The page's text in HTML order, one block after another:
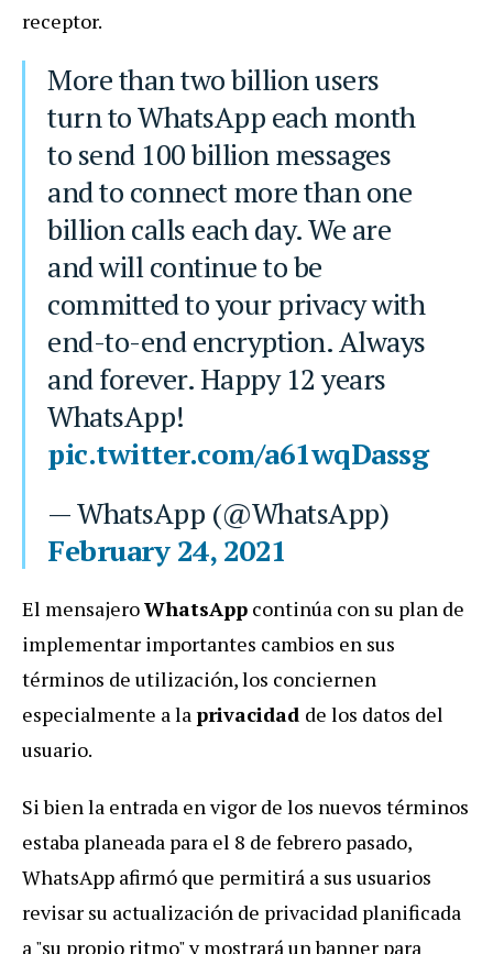
receptor.
More than two billion users
turn to WhatsApp each month
to send 100 billion messages
and to connect more than one
billion calls each day. We are
and will continue to be
committed to your privacy with
end-to-end encryption. Always
and forever. Happy 12 years
WhatsApp!
pic.twitter.com/a61wqDassg
— WhatsApp (@WhatsApp)
February 24, 2021
El mensajeroWhatsApp continúa con su plan de
implementar importantes cambios en sus
términos de utilización, los conciernen
especialmente a laprivacidad de los datos del
usuario.
Si bien la entrada en vigor de los nuevos términos
estaba planeada para el 8 de febrero pasado,
WhatsApp afirmó que permitirá a sus usuarios
revisar su actualización de privacidad planificada
a "su propio ritmo" y mostrará un banner para